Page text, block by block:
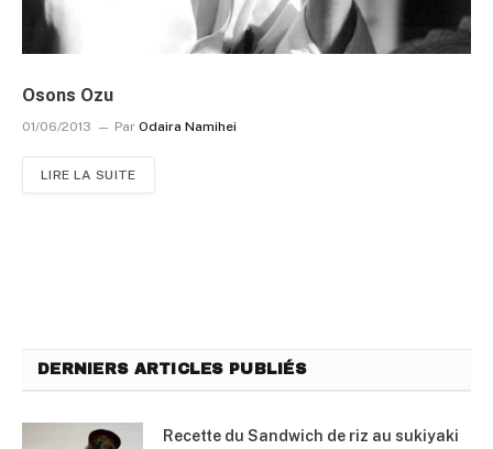
Osons Ozu
01/06/2013 Par Odaira Namihei
LIRE LA SUITE
DERNIERS ARTICLES PUBLIÉS
Recette du Sandwich de riz au sukiyaki